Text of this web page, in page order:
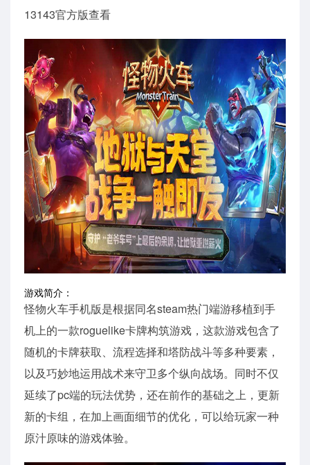
13143官方版查看
游戏简介：
怪物火车手机版是根据同名steam热门端游移植到手
机上的一款roguelike卡牌构筑游戏，这款游戏包含了
随机的卡牌获取、流程选择和塔防战斗等多种要素，
以及巧妙地运用战术来守卫多个纵向战场。同时不仅
延续了pc端的玩法优势，还在前作的基础之上，更新
新的卡组，在加上画面细节的优化，可以给玩家一种
原汁原味的游戏体验。